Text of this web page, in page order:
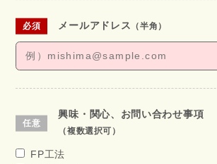
メールアドレス （半角）
興味・関心、お問い合わせ事項
（複数選択可）
FP工法